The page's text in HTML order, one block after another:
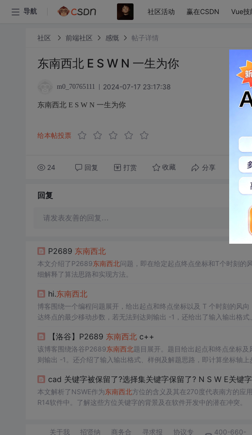
导航 社区活动 赢在CSDN Vue技
社区 前端社区 感慨 帖子详情
东南西北 E S W N 一生为你
m0_70765111 2024-07-17 23:17:38
东南西北 E S W N 一生为你
给本帖投票
24 回复 打赏 收藏 分享
回复
请发表友善的回复…
P2689 东南西北
本文介绍了P2689东南西北问题，即在给定起点终点坐标和T个时刻的
细解释了算法思路和实现方法。
hi.东南西北
博客围绕一个编程问题展开，给出起点和终点坐标以及 T 个时刻的风
达终点的最少移动步数，若无法到达则输出 -1，还给出了输入输出格式
【洛谷】P2689 东南西北c++
该博客围绕洛谷P2689东南西北题目展开。题目给出起点和终点坐标
则输出 -1。还介绍了输入输出格式、样例及解题思路，即计算坐标轴上
cad 关键字被保留了?选择集关键字保留了? N S W E关键
本文解析了NSWE作为东南西北方位的含义及其在270度代表南方的应
R14软件中。了解这些方位关键字的背景及在软件开发中的潜在冲突。
关于我 招贤纳 商务合 寻求报 协议专 400-660-